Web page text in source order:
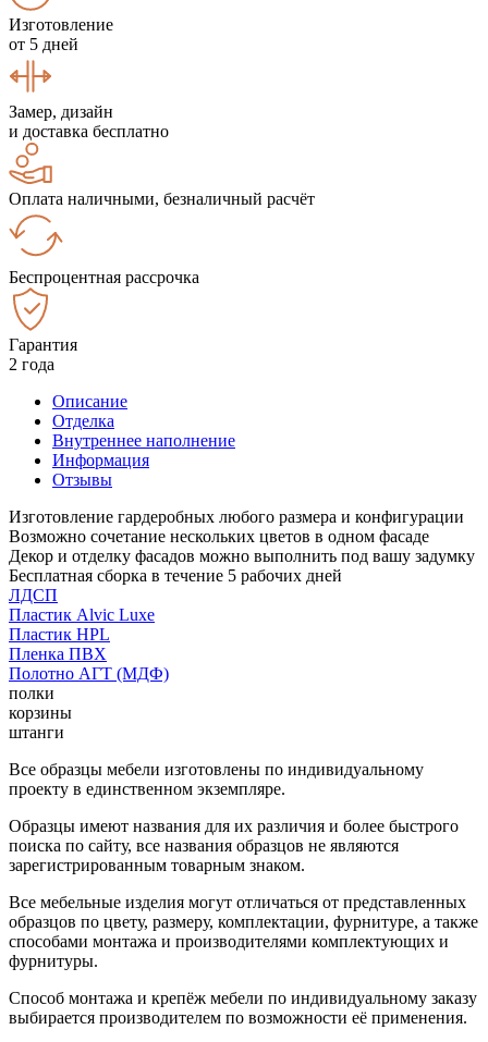
Изготовление
от 5 дней
Замер, дизайн
и доставка бесплатно
Оплата наличными, безналичный расчёт
Беспроцентная рассрочка
Гарантия
2 года
Описание
Отделка
Внутреннее наполнение
Информация
Отзывы
Изготовление гардеробных любого размера и конфигурации
Возможно сочетание нескольких цветов в одном фасаде
Декор и отделку фасадов можно выполнить под вашу задумку
Бесплатная сборка в течение 5 рабочих дней
ЛДСП
Пластик Alvic Luxe
Пластик HPL
Пленка ПВХ
Полотно АГТ (МДФ)
полки
корзины
штанги
Все образцы мебели изготовлены по индивидуальному
проекту в единственном экземпляре.
Образцы имеют названия для их различия и более быстрого
поиска по сайту, все названия образцов не являются
зарегистрированным товарным знаком.
Все мебельные изделия могут отличаться от представленных
образцов по цвету, размеру, комплектации, фурнитуре, а также
способами монтажа и производителями комплектующих и
фурнитуры.
Способ монтажа и крепёж мебели по индивидуальному заказу
выбирается производителем по возможности её применения.